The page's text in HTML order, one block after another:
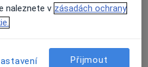
naleznete v zásadách ochrany
Přijmout